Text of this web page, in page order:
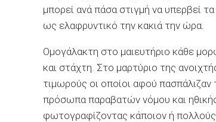
μπορεί ανά πάσα στιγμή να υπερβεί
ως ελαφρυντικό την κακιά την ώρα.
Ομογάλακτη στο μαιευτήριο κάθε
και στάχτη. Στο μαρτύριο της
τιμωρούς οι οποίοι αφού
πρόσωπα παραβατών νόμου και
φωτογραφίζοντας κάποιον ή